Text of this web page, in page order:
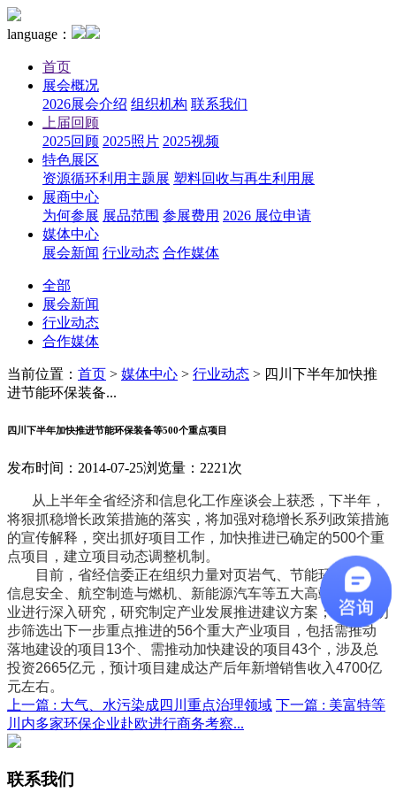
language：
首页
展会概况
2026展会介绍 组织机构 联系我们
上届回顾
2025回顾 2025照片 2025视频
特色展区
资源循环利用主题展 塑料回收与再生利用展
展商中心
为何参展 展品范围 参展费用 2026 展位申请
媒体中心
展会新闻 行业动态 合作媒体
全部
展会新闻
行业动态
合作媒体
当前位置： 首页 > 媒体中心 > 行业动态 > 四川下半年加快推
进节能环保装备...
四川下半年加快推进节能环保装备等500个重点项目
发布时间：2014-07-25浏览量：2221次
从上半年全省经济和信息化工作座谈会上获悉，下半年，
将狠抓稳增长政策措施的落实，将加强对稳增长系列政策措施
的宣传解释，突出抓好项目工作，加快推进已确定的500个重
点项目，建立项目动态调整机制。
目前，省经信委正在组织力量对页岩气、节能环保装备、
信息安全、航空制造与燃机、新能源汽车等五大高端成长型产
业进行深入研究，研究制定产业发展推进建议方案；同时，初
步筛选出下一步重点推进的56个重大产业项目，包括需推动
落地建设的项目13个、需推动加快建设的项目43个，涉及总
投资2665亿元，预计项目建成达产后年新增销售收入4700亿
元左右。
上一篇 : 大气、水污染成四川重点治理领域 下一篇 : 美富特等
川内多家环保企业赴欧进行商务考察...
联系我们